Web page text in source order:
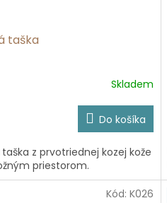
taška
Skladem
Do košíka
z prvotriednej kozej kože
priestorom.
Kód:K026